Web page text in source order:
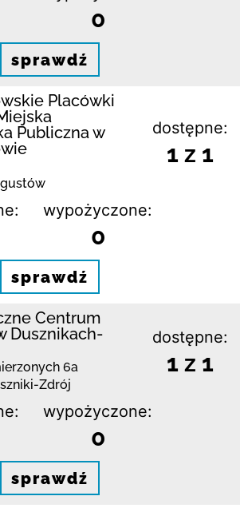
0
sprawdź
Placówki
Publiczna w
dostępne:
1 z 1
wypożyczone:
0
sprawdź
Centrum
Dusznikach-
6a
Zdrój
dostępne:
1 z 1
wypożyczone:
0
sprawdź